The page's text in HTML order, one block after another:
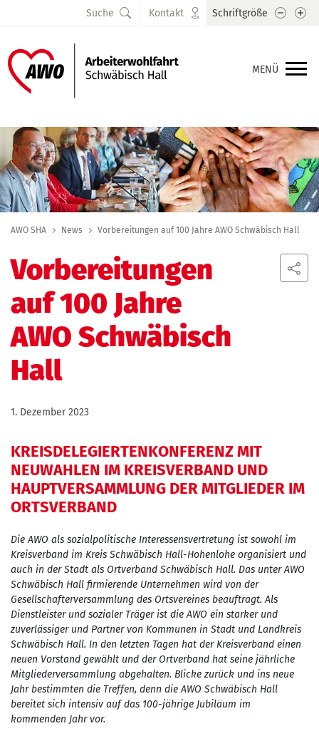
MENÜ
Suche Kontakt Schriftgröße Schrift
AWO SHA News Vorbereitungen auf 100 Jahre AWO Schwäbisch Hall
Vorbereitungen
auf 100 Jahre
AWO Schwäbisch
Hall
1. Dezember 2023
KREISDELEGIERTENKONFERENZ MIT
NEUWAHLEN IM KREISVERBAND UND
HAUPTVERSAMMLUNG DER MITGLIEDER IM
ORTSVERBAND
Die AWO als sozialpolitische Interessensvertretung ist sowohl im
Kreisverband im Kreis Schwäbisch Hall-Hohenlohe organisiert und
auch in der Stadt als Ortverband Schwäbisch Hall. Das unter AWO
Schwäbisch Hall firmierende Unternehmen wird von der
Gesellschafterversammlung des Ortsvereines beauftragt. Als
Dienstleister und sozialer Träger ist die AWO ein starker und
zuverlässiger und Partner von Kommunen in Stadt und Landkreis
Schwäbisch Hall. In den letzten Tagen hat der Kreisverband einen
neuen Vorstand gewählt und der Ortverband hat seine jährliche
Mitgliederversammlung abgehalten. Blicke zurück und ins neue
Jahr bestimmten die Treffen, denn die AWO Schwäbisch Hall
bereitet sich intensiv auf das 100-jährige Jubiläum im
kommenden Jahr vor.